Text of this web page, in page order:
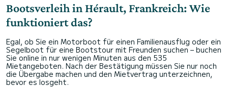
Bootsverleih in Hérault, Frankreich: Wie
funktioniert das?
Egal, ob Sie ein Motorboot für einen Familienausflug oder ein
Segelboot für eine Bootstour mit Freunden suchen – buchen
Sie online in nur wenigen Minuten aus den 535
Mietangeboten. Nach der Bestätigung müssen Sie nur noch
die Übergabe machen und den Mietvertrag unterzeichnen,
bevor es losgeht.